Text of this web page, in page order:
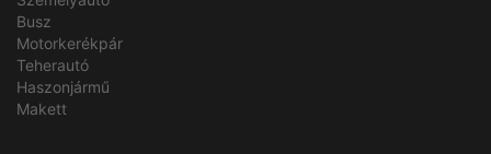
Busz
Motorkerékpár
Teherautó
Haszonjármű
Makett